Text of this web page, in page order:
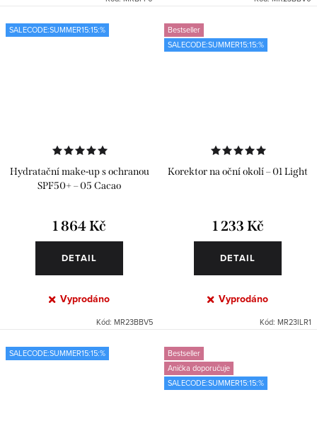
SALECODE:SUMMER15:15:%
Hydratační make-up s ochranou
SPF50+ – 05 Cacao
1 864 Kč
DETAIL
Vyprodáno
Kód: MR23BBV5
Bestseller
SALECODE:SUMMER15:15:%
Korektor na oční okolí – 01 Light
1 233 Kč
DETAIL
Vyprodáno
Kód: MR23ILR1
SALECODE:SUMMER15:15:%
Bestseller
Anička doporučuje
SALECODE:SUMMER15:15:%